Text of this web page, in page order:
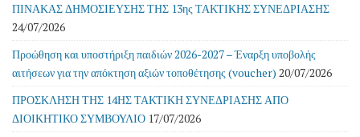
ΠΙΝΑΚΑΣ ΔΗΜΟΣΙΕΥΣΗΣ ΤΗΣ 13ης ΤΑΚΤΙΚΗΣ ΣΥΝΕΔΡΙΑΣΗΣ
24/07/2026
Προώθηση και υποστήριξη παιδιών 2026-2027 – Έναρξη υποβολής
αιτήσεων για την απόκτηση αξιών τοποθέτησης (voucher) 20/07/2026
ΠΡΟΣΚΛΗΣΗ ΤΗΣ 14ΗΣ ΤΑΚΤΙΚΗ ΣΥΝΕΔΡΙΑΣΗΣ ΑΠΟ
ΔΙΟΙΚΗΤΙΚΟ ΣΥΜΒΟΥΛΙΟ 17/07/2026